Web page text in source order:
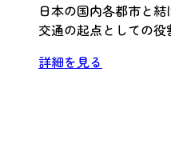
日本の国内各都市と
交通の起点としての
詳細を見る